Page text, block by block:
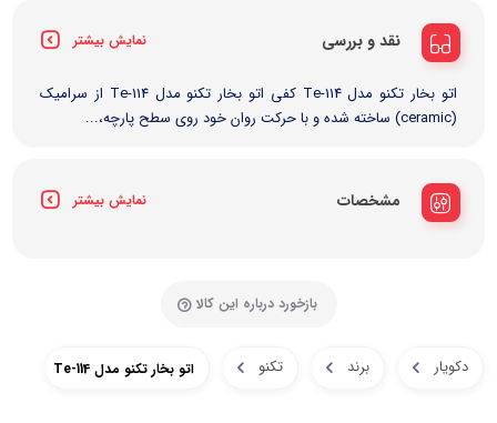
نقد و بررسی نمایش بیشتر
اتو بخار تکنو مدل Te-114 کفی اتو بخار تکنو مدل Te-114 از سرامیک
(ceramic) ساخته شده و با حرکت روان خود روی سطح پارچه،...
مشخصات نمایش بیشتر
بازخورد درباره این کالا
دکویار برند تکنو اتو بخار تکنو مدل Te-114